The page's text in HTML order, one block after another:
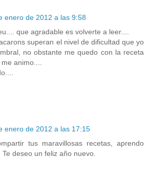
enero de 2012 a las 9:58
que agradable es volverte a leer....
superan el nivel de dificultad que yo
no obstante me quedo con la receta
animo....
enero de 2012 a las 17:15
tus maravillosas recetas, aprendo
deseo un feliz año nuevo.